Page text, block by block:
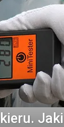
Jaki